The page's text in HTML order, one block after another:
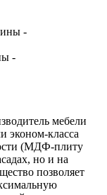
-
мебели
эконом-класса
(МДФ-плиту
но и на
позволяет